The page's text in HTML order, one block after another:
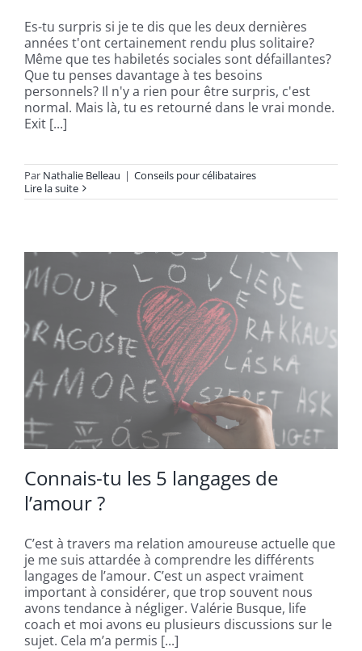
Es-tu surpris si je te dis que les deux dernières
années t'ont certainement rendu plus solitaire?
Même que tes habiletés sociales sont défaillantes?
Que tu penses davantage à tes besoins
personnels? Il n'y a rien pour être surpris, c'est
normal. Mais là, tu es retourné dans le vrai monde.
Exit [...]
Par Nathalie Belleau | Conseils pour célibataires
Lire la suite
Connais-tu les 5 langages de
l’amour ?
C’est à travers ma relation amoureuse actuelle que
je me suis attardée à comprendre les différents
langages de l’amour. C’est un aspect vraiment
important à considérer, que trop souvent nous
avons tendance à négliger. Valérie Busque, life
coach et moi avons eu plusieurs discussions sur le
sujet. Cela m’a permis [...]